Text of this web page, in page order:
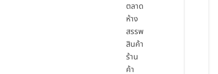
ตลาด
ห้าง
สรรพ
สินค้า
ร้าน
ค้า